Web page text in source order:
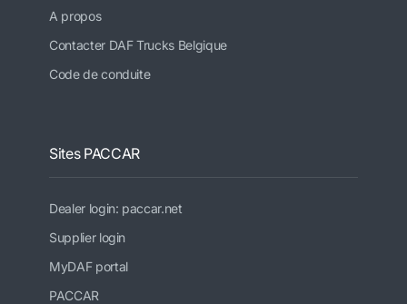
A propos
Contacter DAF Trucks Belgique
Code de conduite
Sites PACCAR
Dealer login: paccar.net
Supplier login
MyDAF portal
PACCAR